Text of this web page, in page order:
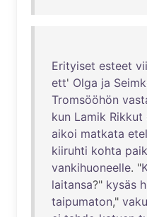
Erityiset esteet
ett' Olga ja
Tromsööhön
kun Lamik Rikkut
aikoi matkata
kiiruhti kohta
vankihuoneelle. "
laitansa?" kysäs
taipumaton,"